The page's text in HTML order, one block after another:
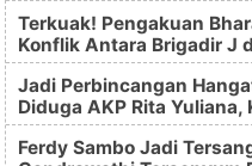
Terkuak! Pengakuan
Konflik Antara Brigadir J
Jadi Perbincangan
Diduga AKP Rita Yuliana,
Ferdy Sambo Jadi